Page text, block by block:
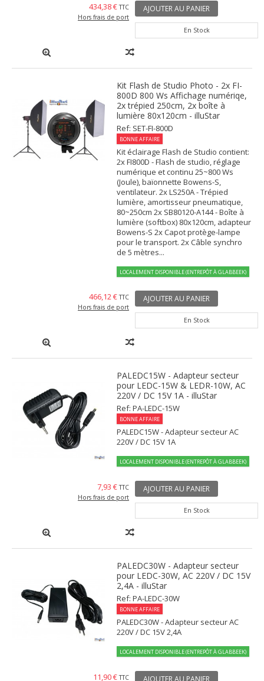
434,38 € TTC
Hors frais de port
AJOUTER AU PANIER
En Stock
Kit Flash de Studio Photo - 2x FI-
800D 800 Ws Affichage numériqe,
2x trépied 250cm, 2x boîte à
lumière 80x120cm - illuStar
Ref: SET-FI-800D
BONNE AFFAIRE
Kit éclairage Flash de Studio contient:
2x FI800D - Flash de studio, réglage
numérique et continu 25~800 Ws
(Joule), baïonnette Bowens-S,
ventilateur. 2x LS250A - Trépied
lumière, amortisseur pneumatique,
80~250cm 2x SB80120-A144 - Boîte à
lumière (softbox) 80x120cm, adapteur
Bowens-S 2x Capot protège-lampe
pour le transport. 2x Câble synchro
de 5 mètres...
LOCALEMENT DISPONIBLE (ENTREPÔT À GLABBEEK)
466,12 € TTC
Hors frais de port
AJOUTER AU PANIER
En Stock
PALEDC15W - Adapteur secteur
pour LEDC-15W & LEDR-10W, AC
220V / DC 15V 1A - illuStar
Ref: PA-LEDC-15W
BONNE AFFAIRE
PALEDC15W - Adapteur secteur AC
220V / DC 15V 1A
LOCALEMENT DISPONIBLE (ENTREPÔT À GLABBEEK)
7,93 € TTC
Hors frais de port
AJOUTER AU PANIER
En Stock
PALEDC30W - Adapteur secteur
pour LEDC-30W, AC 220V / DC 15V
2,4A - illuStar
Ref: PA-LEDC-30W
BONNE AFFAIRE
PALEDC30W - Adapteur secteur AC
220V / DC 15V 2,4A
LOCALEMENT DISPONIBLE (ENTREPÔT À GLABBEEK)
11,90 € TTC